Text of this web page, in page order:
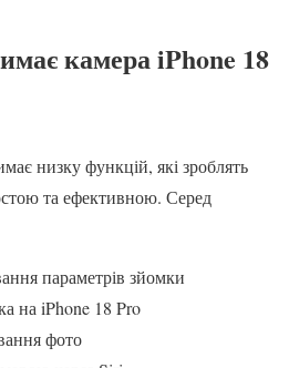
камера iPhone 18
низку функцій, які зроблять
та ефективною. Серед
параметрів зйомки
на iPhone 18 Pro
фото